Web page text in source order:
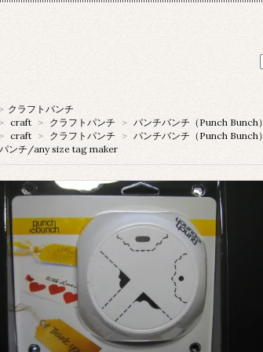
> クラフトパンチ
> craft > クラフトパンチ > パンチバンチ（Punch Bunch）
> craft > クラフトパンチ > パンチバンチ（Punch Bunch）
ンチ/any size tag maker